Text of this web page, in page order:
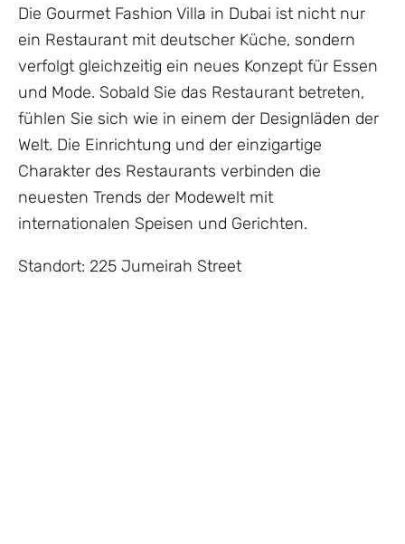
Die Gourmet Fashion Villa in Dubai ist nicht nur
ein Restaurant mit deutscher Küche, sondern
verfolgt gleichzeitig ein neues Konzept für Essen
und Mode. Sobald Sie das Restaurant betreten,
fühlen Sie sich wie in einem der Designläden der
Welt. Die Einrichtung und der einzigartige
Charakter des Restaurants verbinden die
neuesten Trends der Modewelt mit
internationalen Speisen und Gerichten.
Standort: 225 Jumeirah Street